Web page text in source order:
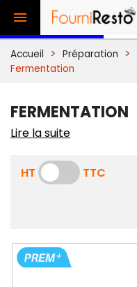

Accueil Préparation
Fermentation
FERMENTATION
Lire la suite
HT
TTC